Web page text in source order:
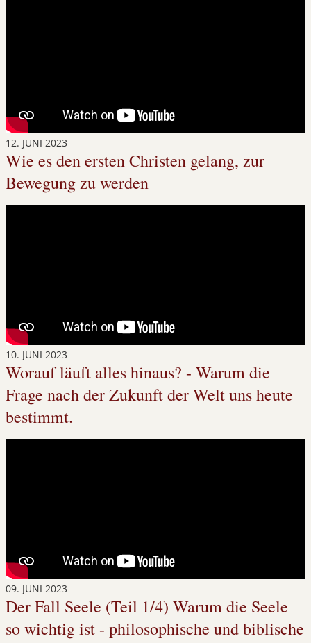
12. JUNI 2023
Wie es den ersten Christen gelang, zur
Bewegung zu werden
10. JUNI 2023
Worauf läuft alles hinaus? - Warum die
Frage nach der Zukunft der Welt uns heute
bestimmt.
09. JUNI 2023
Der Fall Seele (Teil 1/4) Warum die Seele
so wichtig ist - philosophische und biblische